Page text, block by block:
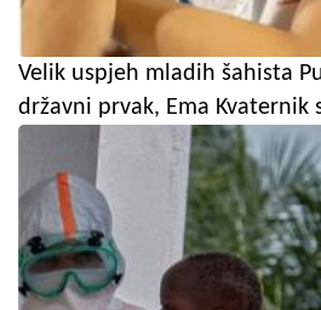
Velik uspjeh mladih šahista
državni prvak, Ema Kvaternik